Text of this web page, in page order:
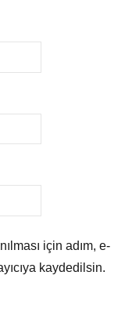
için adım, e-
kaydedilsin.